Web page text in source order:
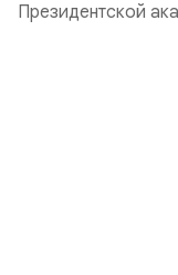
Президентской